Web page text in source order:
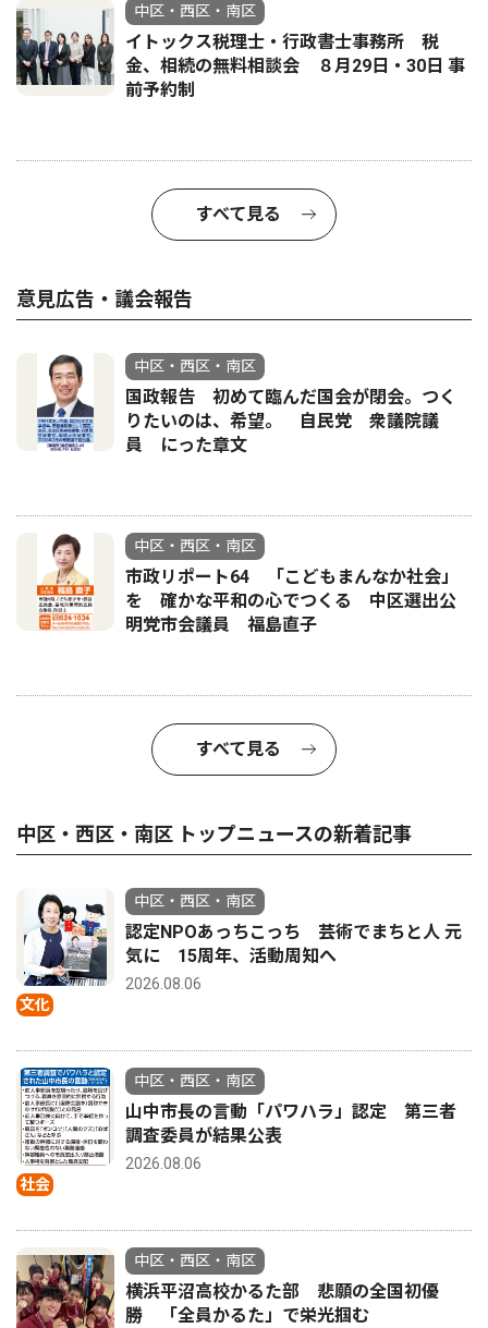
中区・西区・南区
イトックス税理士・行政書士事務所 税
金、相続の無料相談会 ８月29日・30日 事
前予約制
すべて見る
意見広告・議会報告
中区・西区・南区
国政報告 初めて臨んだ国会が閉会。つく
りたいのは、希望。 自民党 衆議院議
員 にった章文
中区・西区・南区
市政リポート64 「こどもまんなか社会」
を 確かな平和の心でつくる 中区選出公
明党市会議員 福島直子
すべて見る
中区・西区・南区 トップニュースの新着記事
文化
中区・西区・南区
認定NPOあっちこっち 芸術でまちと人 元
気に 15周年、活動周知へ
2026.08.06
社会
中区・西区・南区
山中市長の言動「パワハラ」認定 第三者
調査委員が結果公表
2026.08.06
中区・西区・南区
横浜平沼高校かるた部 悲願の全国初優
勝 「全員かるた」で栄光掴む